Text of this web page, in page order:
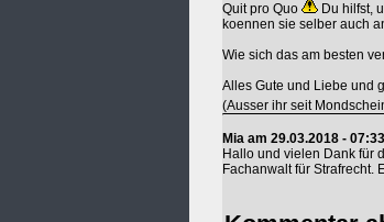
Quit pro Quo
Du hilfst,
koennen sie selber auch
Wie sich das am besten
Alles Gute und Liebe und
(Ausser ihr seit
Mia am 29.03.2018 -
Hallo und vielen Dank für
Fachanwalt für Strafrecht.